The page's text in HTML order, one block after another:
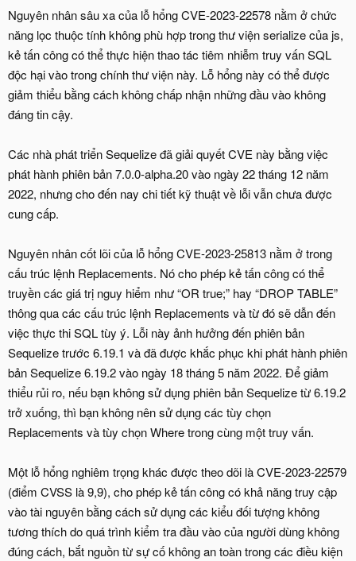
Nguyên nhân sâu xa của lỗ hổng CVE-2023-22578 nằm ở chức
năng lọc thuộc tính không phù hợp trong thư viện serialize của js,
kẻ tấn công có thể thực hiện thao tác tiêm nhiễm truy vấn SQL
độc hại vào trong chính thư viện này. Lỗ hổng này có thể được
giảm thiểu bằng cách không chấp nhận những đầu vào không
đáng tin cậy.
Các nhà phát triển Sequelize đã giải quyết CVE này bằng việc
phát hành phiên bản 7.0.0-alpha.20 vào ngày 22 tháng 12 năm
2022, nhưng cho đến nay chi tiết kỹ thuật về lỗi vẫn chưa được
cung cấp.
Nguyên nhân cốt lõi của lỗ hổng CVE-2023-25813 nằm ở trong
cấu trúc lệnh Replacements. Nó cho phép kẻ tấn công có thể
truyền các giá trị nguy hiểm như “OR true;” hay “DROP TABLE”
thông qua các cấu trúc lệnh Replacements và từ đó sẽ dẫn đến
việc thực thi SQL tùy ý. Lỗi này ảnh hưởng đến phiên bản
Sequelize trước 6.19.1 và đã được khắc phục khi phát hành phiên
bản Sequelize 6.19.2 vào ngày 18 tháng 5 năm 2022. Để giảm
thiểu rủi ro, nếu bạn không sử dụng phiên bản Sequelize từ 6.19.2
trở xuống, thì bạn không nên sử dụng các tùy chọn
Replacements và tùy chọn Where trong cùng một truy vấn.
Một lỗ hổng nghiêm trọng khác được theo dõi là CVE-2023-22579
(điểm CVSS là 9,9), cho phép kẻ tấn công có khả năng truy cập
vào tài nguyên bằng cách sử dụng các kiểu đối tượng không
tương thích do quá trình kiểm tra đầu vào của người dùng không
đúng cách, bắt nguồn từ sự cố không an toàn trong các điều kiện